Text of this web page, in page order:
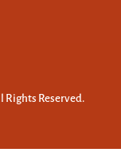
Rights Reserved.